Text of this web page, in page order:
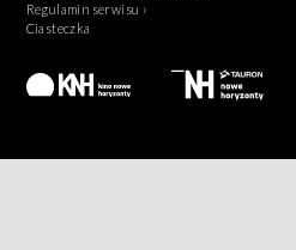
Regulamin serwisu ›
Ciasteczka